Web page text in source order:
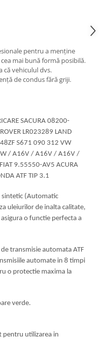
pentru a menține
mai bună formă posibilă.
că vehiculul dvs.
de condus fără griji.
SACURA 08200-
LR023289 LAND
S671 090 312 VW
/ A16V / A16V / A16V /
9.55550-AV5 ACURA
ATF TIP 3.1
sintetic (Automatic
uleiurilor de inalta calitate,
o functie perfecta a
de transmisie automata ATF
automate in 8 timpi
o protectie maxima la
verde.
pentru utilizarea in